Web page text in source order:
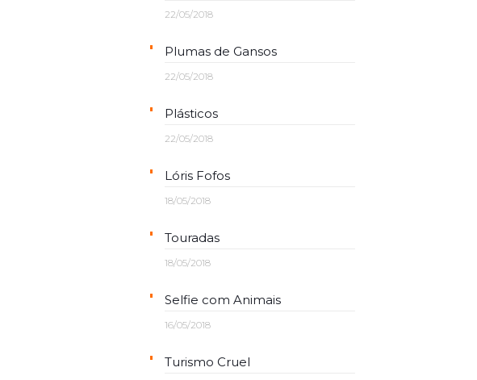
22/05/2018
Plumas de Gansos
22/05/2018
Plásticos
22/05/2018
Lóris Fofos
18/05/2018
Touradas
18/05/2018
Selfie com Animais
16/05/2018
Turismo Cruel